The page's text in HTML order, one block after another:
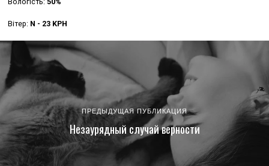
Вітер: N - 23 KPH
ПРЕДЫДУЩАЯ ПУБЛИКАЦИЯ
Незаурядный случай верности